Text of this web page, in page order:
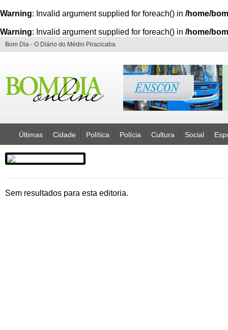
Warning: Invalid argument supplied for foreach() in /home/
Warning: Invalid argument supplied for foreach() in /home/
Bom Dia - O Diário do Médio Piracicaba
Últimas Cidade Política Polícia Cultura Social
Sem resultados para esta editoria.